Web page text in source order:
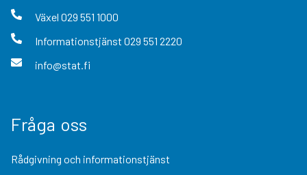
Växel 029 551 1000
Informationstjänst 029 551 2220
info@stat.fi
Fråga oss
Rådgivning och informationstjänst